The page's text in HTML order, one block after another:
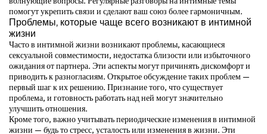
помогут укрепить связи и сделают ваш союз более гармоничным.
Проблемы, которые чаще всего возникают в интимной
жизни
Часто в интимной жизни возникают проблемы, касающиеся
сексуальной совместимости, недостатка близости или избыточного
ожидания от партнера. Эти аспекты могут причинять дискомфорт и
приводить к разногласиям. Открытое обсуждение таких проблем —
первый шаг к их решению. Признание того, что существует
проблема, и готовность работать над ней могут значительно
улучшить отношения.
Кроме того, важно учитывать периодические изменения в интимной
жизни — будь то стресс, усталость или изменения в жизни. Эти